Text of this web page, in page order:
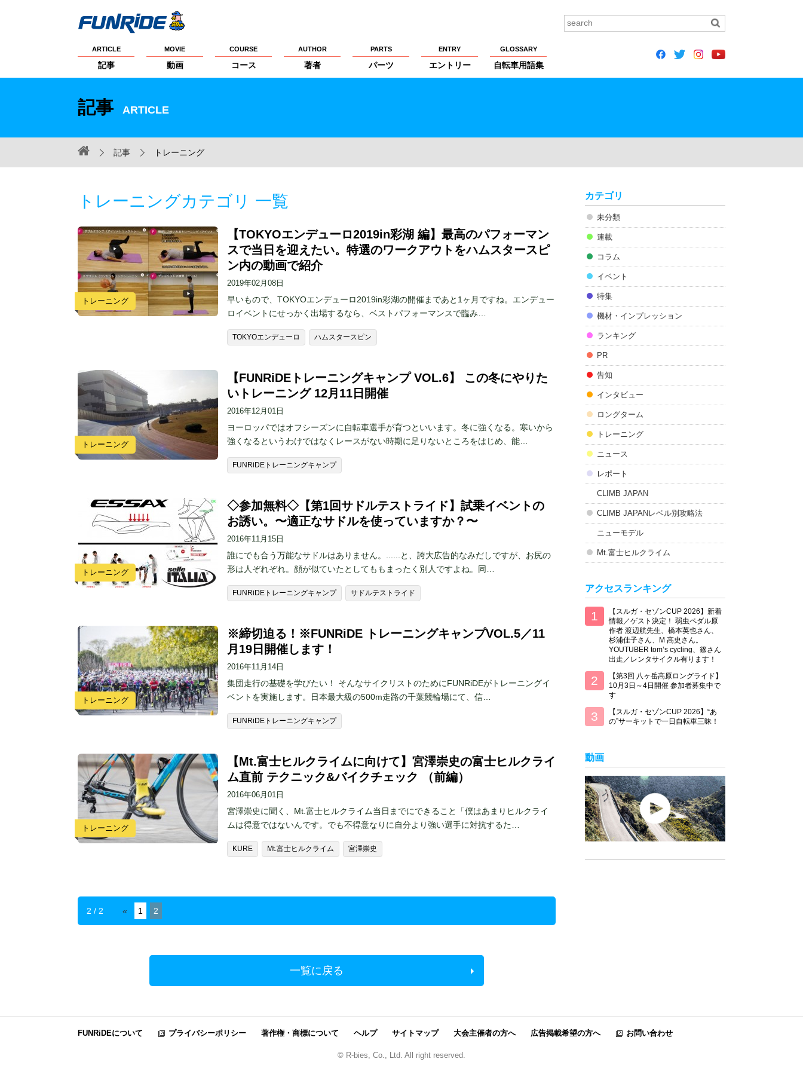
ARTICLE
記事
MOVIE
動画
COURSE
コース
AUTHOR
著者
PARTS
パーツ
ENTRY
エントリー
GLOSSARY
自転車用語集
記事 ARTICLE
記事 トレーニング
トレーニングカテゴリ 一覧
トレーニング
【TOKYOエンデューロ2019in彩湖 編】最高のパフォーマン
スで当日を迎えたい。特選のワークアウトをハムスタースピ
ン内の動画で紹介
2019年02月08日
早いもので、TOKYOエンデューロ2019in彩湖の開催まであと1ヶ月ですね。エンデュー
ロイベントにせっかく出場するなら、ベストパフォーマンスで臨み…
TOKYOエンデューロ ハムスタースピン
トレーニング
【FUNRiDEトレーニングキャンプ VOL.6】 この冬にやりた
いトレーニング 12月11日開催
2016年12月01日
ヨーロッパではオフシーズンに自転車選手が育つといいます。冬に強くなる。寒いから
強くなるというわけではなくレースがない時期に足りないところをはじめ、能…
FUNRiDEトレーニングキャンプ
トレーニング
◇参加無料◇【第1回サドルテストライド】試乗イベントの
お誘い。〜適正なサドルを使っていますか？〜
2016年11月15日
誰にでも合う万能なサドルはありません。......と、誇大広告的なみだしですが、お尻の
形は人ぞれぞれ。顔が似ていたとしてももまったく別人ですよね。同…
FUNRiDEトレーニングキャンプ サドルテストライド
トレーニング
※締切迫る！※FUNRiDE トレーニングキャンプVOL.5／11
月19日開催します！
2016年11月14日
集団走行の基礎を学びたい！ そんなサイクリストのためにFUNRiDEがトレーニングイ
ベントを実施します。日本最大級の500m走路の千葉競輪場にて、信…
FUNRiDEトレーニングキャンプ
トレーニング
【Mt.富士ヒルクライムに向けて】宮澤崇史の富士ヒルクライ
ム直前 テクニック&バイクチェック （前編）
2016年06月01日
宮澤崇史に聞く、Mt.富士ヒルクライム当日までにできること「僕はあまりヒルクライ
ムは得意ではないんです。でも不得意なりに自分より強い選手に対抗するた…
KURE Mt.富士ヒルクライム 宮澤崇史
2 / 2 « 1 2
一覧に戻る
カテゴリ
未分類
連載
コラム
イベント
特集
機材・インプレッション
ランキング
PR
告知
インタビュー
ロングターム
トレーニング
ニュース
レポート
CLIMB JAPAN
CLIMB JAPANレベル別攻略法
ニューモデル
Mt.富士ヒルクライム
アクセスランキング
【スルガ・セゾンCUP 2026】新着
情報／ゲスト決定！ 弱虫ペダル原
作者 渡辺航先生、橋本英也さん、
杉浦佳子さん、M 高史さん。
YOUTUBER tom’s cycling、篠さん
出走／レンタサイクル有ります！
【第3回 八ヶ岳高原ロングライド】
10月3日～4日開催 参加者募集中で
す
【スルガ・セゾンCUP 2026】“あ
の”サーキットで一日自転車三昧！
動画
FUNRiDEについて プライバシーポリシー 著作権・商標について ヘルプ サイトマップ 大会主催者の方へ 広告掲載希望の方へ お問い合わせ
© R-bies, Co., Ltd. All right reserved.